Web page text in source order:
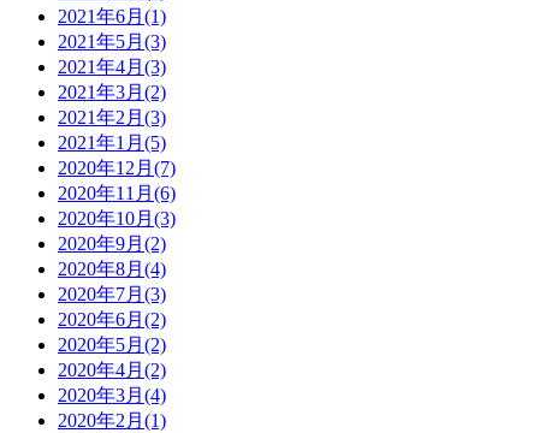
2021年6月(1)
2021年5月(3)
2021年4月(3)
2021年3月(2)
2021年2月(3)
2021年1月(5)
2020年12月(7)
2020年11月(6)
2020年10月(3)
2020年9月(2)
2020年8月(4)
2020年7月(3)
2020年6月(2)
2020年5月(2)
2020年4月(2)
2020年3月(4)
2020年2月(1)